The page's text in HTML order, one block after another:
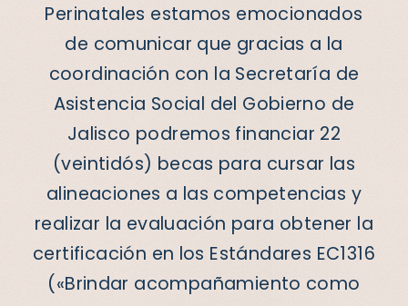
Perinatales estamos emocionados
de comunicar que gracias a la
coordinación con la Secretaría de
Asistencia Social del Gobierno de
Jalisco podremos financiar 22
(veintidós) becas para cursar las
alineaciones a las competencias y
realizar la evaluación para obtener la
certificación en los Estándares EC1316
(«Brindar acompañamiento como